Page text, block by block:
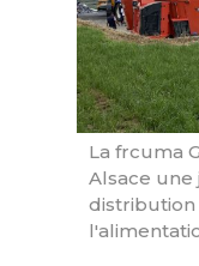
La frcuma
Alsace